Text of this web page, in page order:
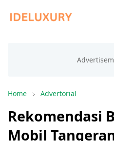
Home Advertorial
Rekomendasi
Mobil